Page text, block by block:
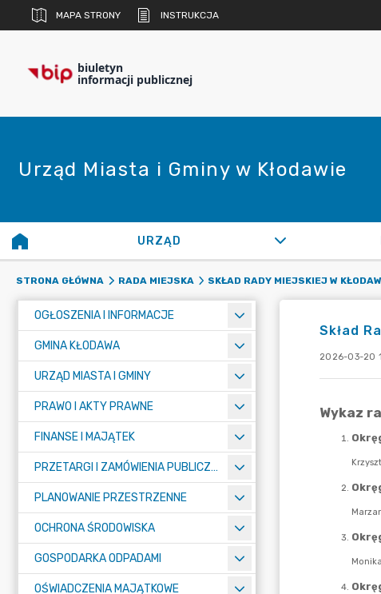
MAPA STRONY INSTRUKCJA
biuletyn
informacji publicznej
Urząd Miasta i Gminy w Kłodawie
URZĄD
STRONA GŁÓWNA RADA MIEJSKA SKŁAD RADY MIEJSKIEJ W
OGŁOSZENIA I INFORMACJE
GMINA KŁODAWA
URZĄD MIASTA I GMINY
PRAWO I AKTY PRAWNE
FINANSE I MAJĄTEK
PRZETARGI I ZAMÓWIENIA PUBLICZNE
PLANOWANIE PRZESTRZENNE
OCHRONA ŚRODOWISKA
GOSPODARKA ODPADAMI
OŚWIADCZENIA MAJĄTKOWE
Skład
2026-03-20